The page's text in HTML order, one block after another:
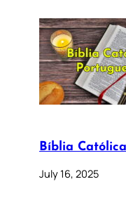
Bíblia
July 16, 2025